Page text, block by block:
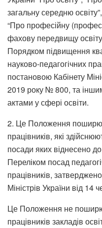
загальну середню
“Про професійну
фахову передвищу
Порядком підвищення
науково-педагогічних
постановою Кабінету
2019 року № 800, та
актами у сфері освіти.
2. Це Положення
працівників, які
посади яких віднесено до
Переліком посад
працівників,
Міністрів України від
Це Положення не
працівників закладів